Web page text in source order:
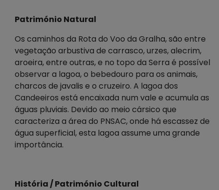
Património Natural
Os caminhos da Rota do Voo da Gralha, são entre
vegetação arbustiva de carrasco, urzes, alecrim,
aroeira, entre outras, e no topo da Serra é possível
observar a lagoa, o bebedouro para os animais,
charcos de javalis e o cruzeiro. A lagoa dos
Candeeiros está encaixada num vale e acumula as
águas pluviais. Devido ao meio cársico que
caracteriza a área do PNSAC, onde há escassez de
água superficial, esta lagoa assume uma grande
importância.
História / Património Cultural